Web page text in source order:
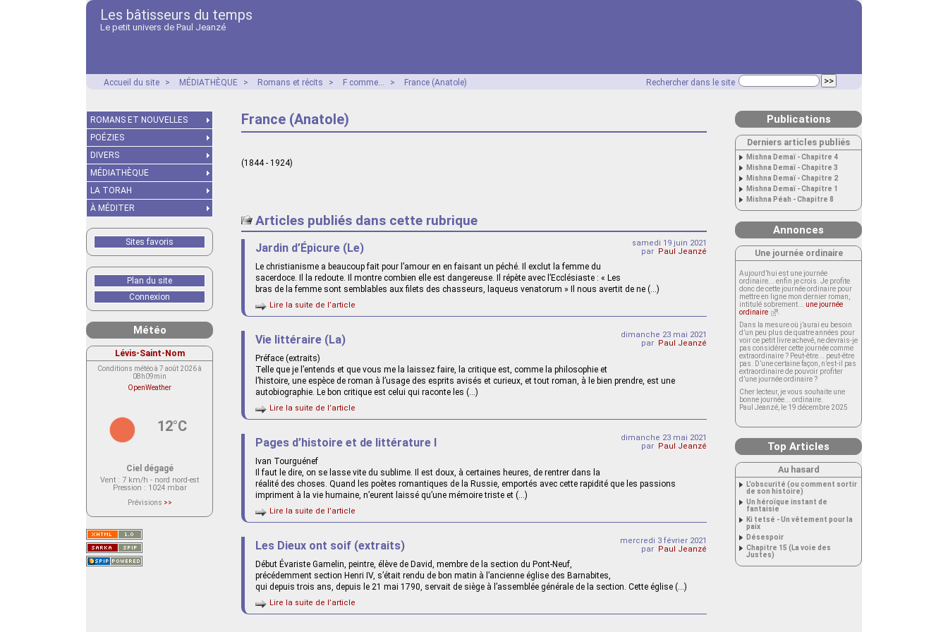
Les bâtisseurs du temps
Le petit univers de Paul Jeanzé
Rechercher dans le site
Accueil du site > MÉDIATHÈQUE > Romans et récits > F comme... > France (Anatole)
France (Anatole)
(1844 - 1924)
Articles publiés dans cette rubrique
samedi 19 juin 2021
par Paul Jeanzé
Jardin d’Épicure (Le)
Le christianisme a beaucoup fait pour l’amour en en faisant un péché. Il exclut la femme du
sacerdoce. Il la redoute. Il montre combien elle est dangereuse. Il répète avec l’Ecclésiaste : « Les
bras de la femme sont semblables aux filets des chasseurs, laqueus venatorum » Il nous avertit de ne (…)
Lire la suite de l’article
dimanche 23 mai 2021
par Paul Jeanzé
Vie littéraire (La)
Préface (extraits)
Telle que je l’entends et que vous me la laissez faire, la critique est, comme la philosophie et
l’histoire, une espèce de roman à l’usage des esprits avisés et curieux, et tout roman, à le bien prendre, est une
autobiographie. Le bon critique est celui qui raconte les (…)
Lire la suite de l’article
dimanche 23 mai 2021
par Paul Jeanzé
Pages d’histoire et de littérature I
Ivan Tourguénef
Il faut le dire, on se lasse vite du sublime. Il est doux, à certaines heures, de rentrer dans la
réalité des choses. Quand les poètes romantiques de la Russie, emportés avec cette rapidité que les passions
impriment à la vie humaine, n’eurent laissé qu’une mémoire triste et (…)
Lire la suite de l’article
mercredi 3 février 2021
par Paul Jeanzé
Les Dieux ont soif (extraits)
Début Évariste Gamelin, peintre, élève de David, membre de la section du Pont-Neuf,
précédemment section Henri IV, s’était rendu de bon matin à l’ancienne église des Barnabites,
qui depuis trois ans, depuis le 21 mai 1790, servait de siège à l’assemblée générale de la section. Cette église (…)
Lire la suite de l’article
ROMANS ET NOUVELLES
POÉZIES
DIVERS
MÉDIATHÈQUE
LA TORAH
À MÉDITER
Sites favoris
Plan du site
Connexion
Météo
Lévis-Saint-Nom
Conditions météo à 7 août 2026 à
08h09min
OpenWeather
12°C
Ciel dégagé
Vent : 7 km/h - nord nord-est
Pression : 1024 mbar
Prévisions >>
actuellement aucune prévision
Saint-Nom.
Veuillez consulter le message du
service ci-dessous.
(401 - Invalid API key. Please see
https://openweathermap.org/faq#error401
Publications
Derniers articles publiés
Mishna Demaï - Chapitre 4
Mishna Demaï - Chapitre 3
Mishna Demaï - Chapitre 2
Mishna Demaï - Chapitre 1
Mishna Péah - Chapitre 8
Annonces
Une journée ordinaire
Aujourd’hui est une journée
ordinaire... enfin je crois. Je profite
donc de cette journée ordinaire pour
mettre en ligne mon dernier roman,
intitulé sobrement... une journée
ordinaire
Dans la mesure où j’aurai eu besoin
d’un peu plus de quatre années pour
voir ce petit livre achevé, ne devrais-je
pas considérer cette journée comme
extraordinaire ? Peut-être... peut-être
pas. D’une certaine façon, n’est-il pas
extraordinaire de pouvoir profiter
d’une journée ordinaire ?
Cher lecteur, je vous souhaite une
bonne journée... ordinaire.
Paul Jeanzé, le 19 décembre 2025
Top Articles
Au hasard
L’obscurité (ou comment sortir
de son histoire)
Un héroïque instant de
fantaisie
Ki tetsé - Un vêtement pour la
paix
Désespoir
Chapitre 15 (La voie des
Justes)